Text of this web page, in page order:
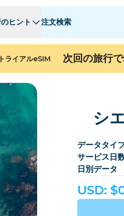
ヒント 注文検索
J - O P - S
アルジェリア
ン
カンボジア
コスタリカ
J - O P - S
中国
ライアルeSIM 次回の旅行
シ
データタイ
サービス日
日別データ
USD: $